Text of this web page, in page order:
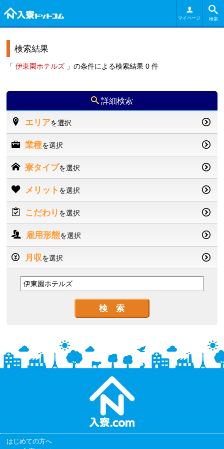
検索
マイページ
検索結果
「 伊東園ホテルズ 」の条件による検索結果 0 件
詳細検索
エリアを選択
業種を選択
寮タイプを選択
メリット を選択
こだわり を選択
雇用形態を選択
月収を選択
はじめての方へ